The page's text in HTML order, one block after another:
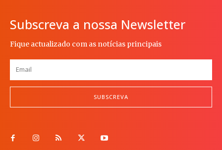
Subscreva a nossa Newsletter
Fique actualizado com as notícias principais
SUBSCREVA